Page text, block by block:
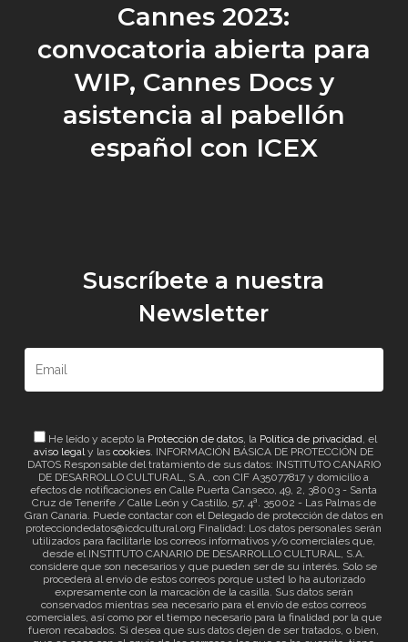
Cannes 2023:
convocatoria abierta para
WIP, Cannes Docs y
asistencia al pabellón
español con ICEX
Suscríbete a nuestra
Newsletter
He leído y acepto la Protección de datos, la Política de privacidad, el
aviso legaly lascookies. INFORMACIÓN BÁSICA DE PROTECCIÓN DE
DATOS Responsable del tratamiento de sus datos: INSTITUTO CANARIO
DE DESARROLLO CULTURAL, S.A., con CIF A35077817 y domicilio a
efectos de notificaciones en Calle Puerta Canseco, 49, 2, 38003 - Santa
Cruz de Tenerife / Calle León y Castillo, 57, 4ª. 35002 - Las Palmas de
Gran Canaria. Puede contactar con el Delegado de protección de datos en
protecciondedatos@icdcultural.org Finalidad: Los datos personales serán
utilizados para facilitarle los correos informativos y/o comerciales que,
desde el INSTITUTO CANARIO DE DESARROLLO CULTURAL, S.A.
considere que son necesarios y que pueden ser de su interés. Solo se
procederá al envío de estos correos porque usted lo ha autorizado
expresamente con la marcación de la casilla. Sus datos serán
conservados mientras sea necesario para el envío de estos correos
comerciales, así como por el tiempo necesario para la finalidad por la que
fueron recabados. Si desea que sus datos dejen de ser tratados, o bien,